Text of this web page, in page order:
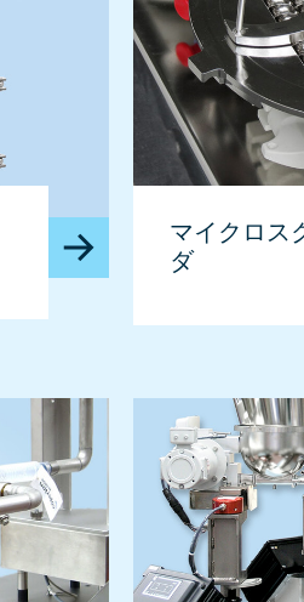
マイクロス
ダ